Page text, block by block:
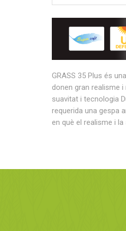
GRASS 35 Plus és
donen gran realisme
suavitat i tecnologia
requerida una gespa
en què el realisme i